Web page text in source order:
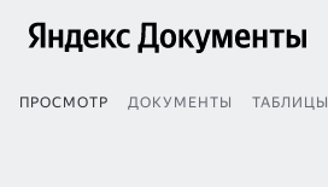
ПРОСМОТР ДОКУМЕНТЫ ТАБЛИЦЫ